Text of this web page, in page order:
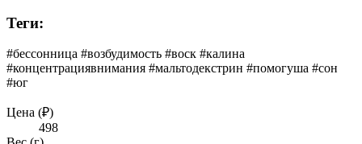
Теги:
#бессонница #возбудимость #воск #калина
#концентрациявнимания #мальтодекстрин #помогуша #сон
#юг
Цена (₽)
498